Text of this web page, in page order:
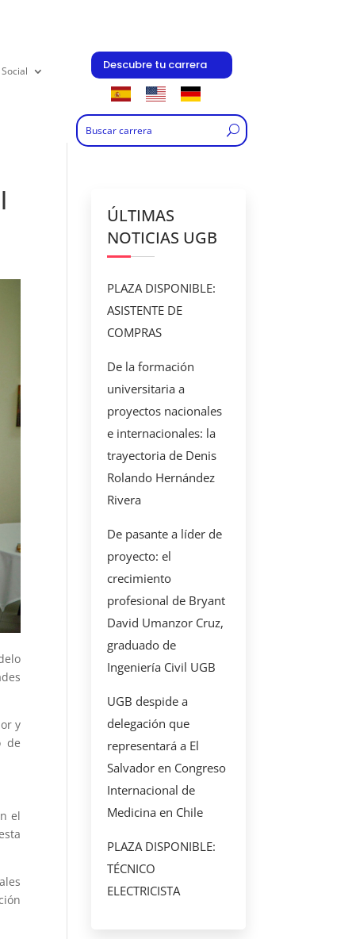
Descubre tu carrera
y
de
el
ÚLTIMAS
NOTICIAS UGB
PLAZA DISPONIBLE:
ASISTENTE DE
COMPRAS
De la formación
universitaria a
proyectos nacionales
e internacionales: la
trayectoria de Denis
Rolando Hernández
Rivera
De pasante a líder de
proyecto: el
crecimiento
profesional de Bryant
David Umanzor Cruz,
graduado de
Ingeniería Civil UGB
UGB despide a
delegación que
representará a El
Salvador en Congreso
Internacional de
Medicina en Chile
PLAZA DISPONIBLE:
TÉCNICO
ELECTRICISTA